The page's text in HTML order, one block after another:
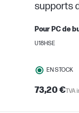
supports
Pour PC de
U18HSE
EN STOCK
73,20 €TVA